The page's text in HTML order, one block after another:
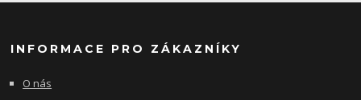
INFORMACE PRO ZÁKAZNÍKY
O nás